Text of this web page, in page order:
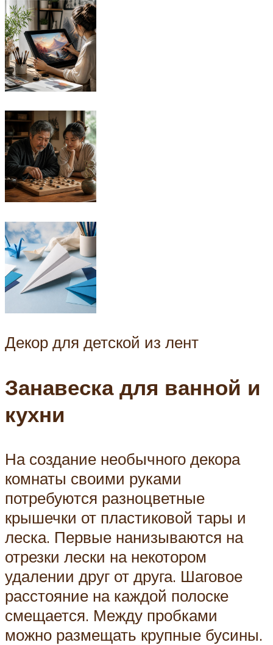
Декор для детской из лент
Занавеска для ванной и
кухни
На создание необычного декора
комнаты своими руками
потребуются разноцветные
крышечки от пластиковой тары и
леска. Первые нанизываются на
отрезки лески на некотором
удалении друг от друга. Шаговое
расстояние на каждой полоске
смещается. Между пробками
можно размещать крупные бусины.